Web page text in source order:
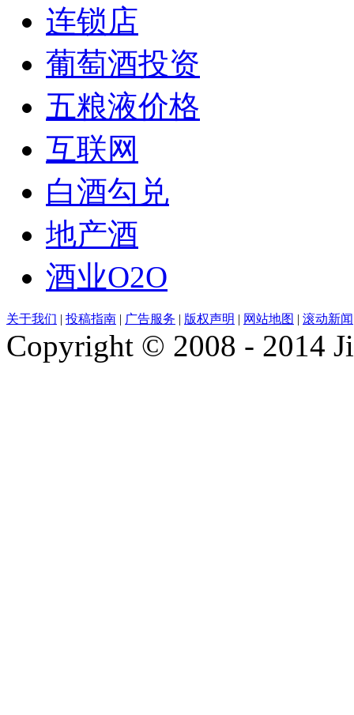
连锁店
葡萄酒投资
五粮液价格
互联网
白酒勾兑
地产酒
酒业O2O
关于我们 | 投稿指南 | 广告服务 | 版权声明 | 网站地图 | 滚动新闻
Copyright © 2008 - 2014